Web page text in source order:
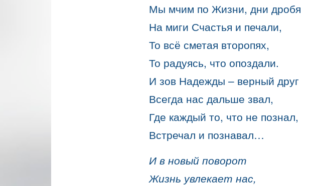
Мы мчим по Жизни, дни дробя
На миги Счастья и печали,
То всё сметая второпях,
То радуясь, что опоздали.
И зов Надежды – верный друг
Всегда нас дальше звал,
Где каждый то, что не познал,
Встречал и познавал…
И в новый поворот
Жизнь увлекает нас,